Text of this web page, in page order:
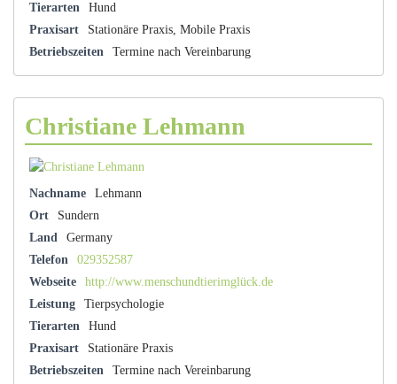
Tierarten
Hund
Praxisart
Stationäre Praxis, Mobile Praxis
Betriebszeiten
Termine nach Vereinbarung
Christiane Lehmann
Nachname
Lehmann
Ort
Sundern
Land
Germany
Telefon
029352587
Webseite
http://www.menschundtierimglück.de
Leistung
Tierpsychologie
Tierarten
Hund
Praxisart
Stationäre Praxis
Betriebszeiten
Termine nach Vereinbarung